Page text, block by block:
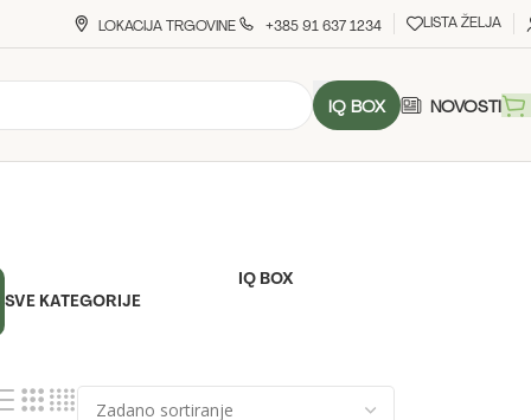
LOKACIJA TRGOVINE +385 91 637 1234 LISTA ŽELJA
IQ BOX NOVOSTI
SVE KATEGORIJE
IQ BOX